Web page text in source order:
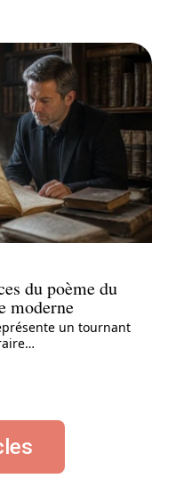
du poème du
moderne
un tournant
…